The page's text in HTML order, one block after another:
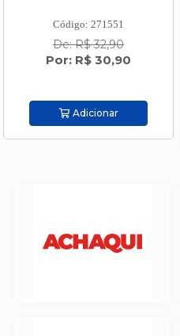
Código: 271551
De: R$ 32,90
Por: R$ 30,90
Adicionar